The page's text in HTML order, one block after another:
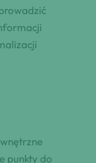
punkty do